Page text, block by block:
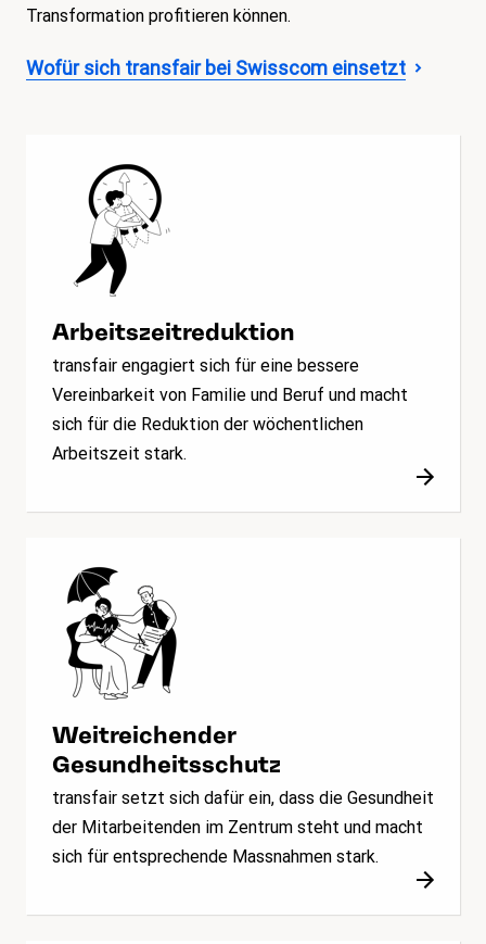
Transformation profitieren können.
Wofür sich transfair bei Swisscom einsetzt
Arbeitszeitreduktion
transfair engagiert sich für eine bessere
Vereinbarkeit von Familie und Beruf und macht
sich für die Reduktion der wöchentlichen
Arbeitszeit stark.
Weitreichender
Gesundheitsschutz
transfair setzt sich dafür ein, dass die Gesundheit
der Mitarbeitenden im Zentrum steht und macht
sich für entsprechende Massnahmen stark.